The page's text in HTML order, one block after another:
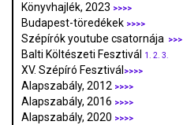
Könyvhajlék, 2023 >>>>
Budapest-töredékek >>>>
Szépírók youtube csatornája >>>
Balti Költészeti Fesztivál 1. 2. 3.
XV. Szépíró Fesztivál >>>>
Alapszabály, 2012 >>>>
Alapszabály, 2016 >>>>
Alapszabály, 2020 >>>>